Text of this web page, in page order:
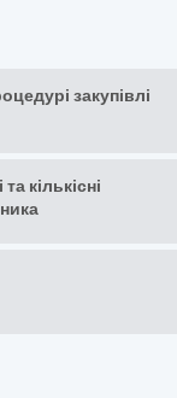
закупівлі
кількісні